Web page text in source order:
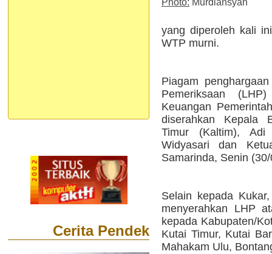
Cerita Pendek
Photo: Murdiansyah
yang diperoleh kali
WTP murni.
Piagam
Pemeriksaan
Keuangan
diserahkan Kepala
Timur (Kaltim),
Widyasari dan
Samarinda, Senin
Selain kepada
menyerahkan LHP
kepada Kabupaten/
Kutai Timur, Kutai
Mahakam Ulu,